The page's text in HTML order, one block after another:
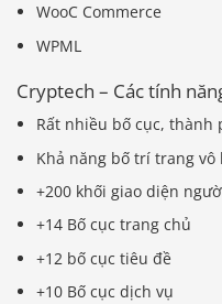
WooC Commerce
WPML
Cryptech – Các tính
Rất nhiều bố cục,
Khả năng bố trí trang vô
+200 khối giao diện
+14 Bố cục trang chủ
+12 bố cục tiêu đề
+10 Bố cục dịch vụ